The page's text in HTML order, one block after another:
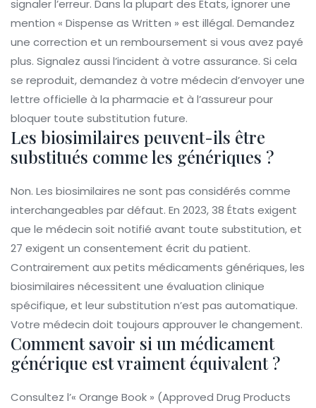
signaler l’erreur. Dans la plupart des États, ignorer une
mention « Dispense as Written » est illégal. Demandez
une correction et un remboursement si vous avez payé
plus. Signalez aussi l’incident à votre assurance. Si cela
se reproduit, demandez à votre médecin d’envoyer une
lettre officielle à la pharmacie et à l’assureur pour
bloquer toute substitution future.
Les biosimilaires peuvent-ils être
substitués comme les génériques ?
Non. Les biosimilaires ne sont pas considérés comme
interchangeables par défaut. En 2023, 38 États exigent
que le médecin soit notifié avant toute substitution, et
27 exigent un consentement écrit du patient.
Contrairement aux petits médicaments génériques, les
biosimilaires nécessitent une évaluation clinique
spécifique, et leur substitution n’est pas automatique.
Votre médecin doit toujours approuver le changement.
Comment savoir si un médicament
générique est vraiment équivalent ?
Consultez l’« Orange Book » (Approved Drug Products